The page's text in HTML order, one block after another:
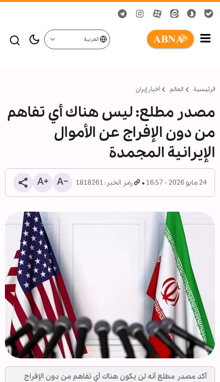
العربية
الرئيسية العالم أخبار إيران
مصدر مطلع: ليس هناك أي تفاهم
من دون الإفراج عن الأموال
الإيرانية المجمدة
24 مايو 2026 - 16:57 رمز الخبر: 1818261
أكد مصدر مطلع أنه لن يكون هناك أي تفاهم من دون الإفراج